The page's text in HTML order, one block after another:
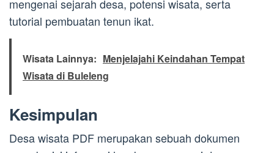
mengenai sejarah desa, potensi wisata, serta
tutorial pembuatan tenun ikat.
Wisata Lainnya: Menjelajahi Keindahan Tempat
Wisata di Buleleng
Kesimpulan
Desa wisata PDF merupakan sebuah dokumen